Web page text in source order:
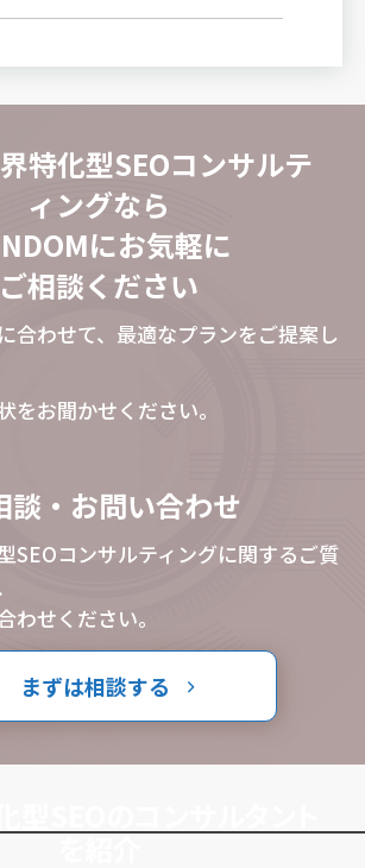
特化型SEOコンサルテ
ィングなら
にお気軽に
ご相談ください
合わせて、最適なプランをご提案し
をお聞かせください。
談・お問い合わせ
SEOコンサルティングに関するご質
わせください。
まずは相談する